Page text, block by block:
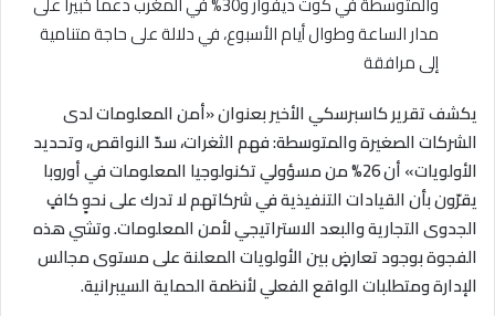
مدار الساعة وطوال أيام الأسبوع، في دلالة على حاجة متنامية
إلى مرافقة
يكشف تقرير كاسبرسكي الأخير بعنوان «أمن المعلومات لدى
الشركات الصغيرة والمتوسطة: فهم الثغرات، سدّ النواقص، وتحديد
الأولويات» أن 26% من مسؤولي تكنولوجيا المعلومات في أوروبا
يقرّون بأن القيادات التنفيذية في شركاتهم لا تدرك على نحوٍ كافٍ
الجدوى التجارية والبعد الاستراتيجي لأمن المعلومات. وتشي هذه
الفجوة بوجود تعارضٍ بين الأولويات المعلنة على مستوى مجالس
الإدارة ومتطلبات الواقع الفعلي لأنظمة الحماية السيبرانية.